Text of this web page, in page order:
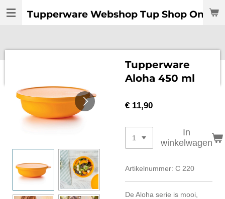
Ga
Tupperware Webshop Tup Shop
Tupperware
Aloha 450 ml
€ 11,90
In
winkelwagen
Artikelnummer: C 220
De Aloha serie is mooi,